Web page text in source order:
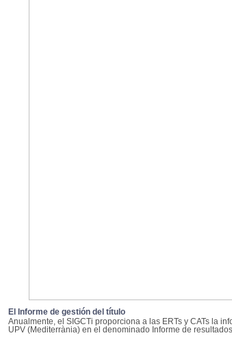
El Informe de gestión del título
Anualmente, el SIGCTi proporciona a las ERTs y CATs la
UPV (Mediterrània) en el denominado Informe de